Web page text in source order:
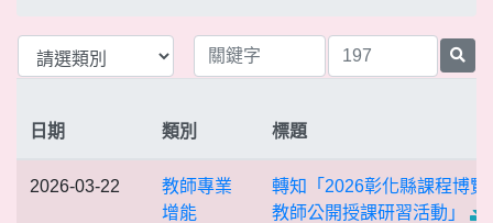
日期 類別 標題
2026-03-22
教師專業
增能
轉知「2026彰化縣課程博覽
教師公開授課研習活動」